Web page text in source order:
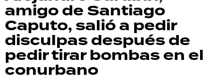
amigo de Santiago
Caputo, salió a pedir
disculpas después de
pedir tirar bombas en el
conurbano